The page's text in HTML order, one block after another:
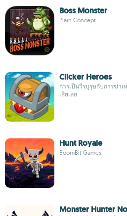
Boss Monster
Plain Concept
Clicker Heroes
การเป็นวีรบุรุษกับการฆ่าเ
เสียเลย
Hunt Royale
BoomBit Games
Monster Hunter